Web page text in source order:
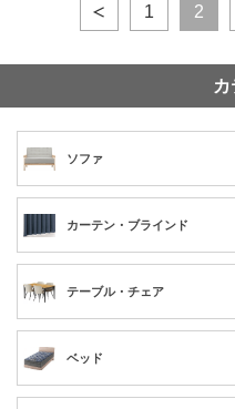
1 2
カ
ソファ
カーテン・ブラインド
テーブル・チェア
ベッド